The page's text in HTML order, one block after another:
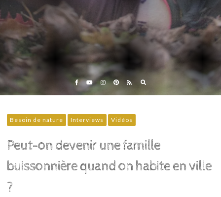
Besoin de nature Interviews Vidéos
Peut-on devenir une famille
buissonnière quand on habite en ville
?